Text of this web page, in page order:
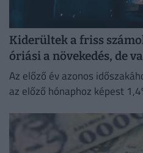
Kiderültek a friss
óriási a növekedés, de
Az előző év azonos
az előző hónaphoz képest